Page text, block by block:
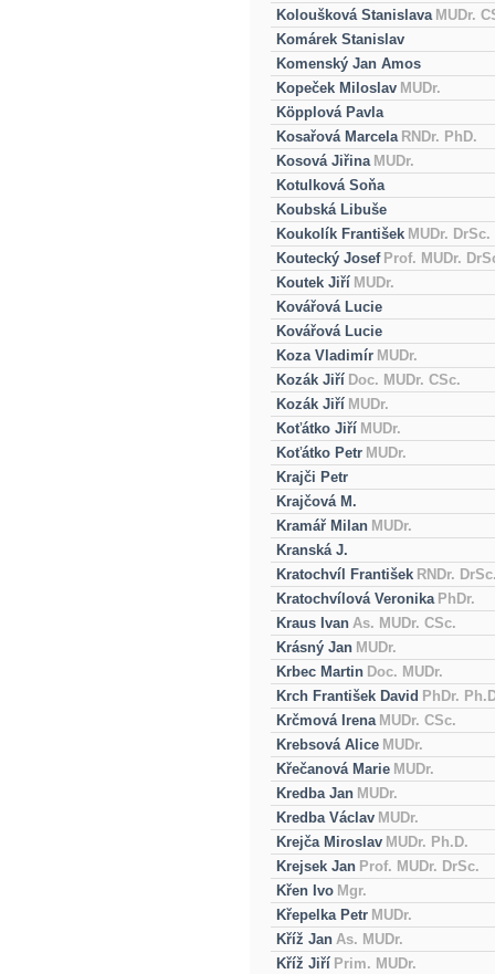
Koloušková Stanislava MUDr.
Komárek Stanislav
Komenský Jan Amos
Kopeček Miloslav MUDr.
Köpplová Pavla
Kosařová Marcela RNDr. PhD.
Kosová Jiřina MUDr.
Kotulková Soňa
Koubská Libuše
Koukolík František MUDr. DrSc.
Koutecký Josef Prof. MUDr.
Koutek Jiří MUDr.
Kovářová Lucie
Kovářová Lucie
Koza Vladimír MUDr.
Kozák Jiří Doc. MUDr. CSc.
Kozák Jiří MUDr.
Koťátko Jiří MUDr.
Koťátko Petr MUDr.
Krajči Petr
Krajčová M.
Kramář Milan MUDr.
Kranská J.
Kratochvíl František RNDr.
Kratochvílová Veronika PhDr.
Kraus Ivan As. MUDr. CSc.
Krásný Jan MUDr.
Krbec Martin Doc. MUDr.
Krch František David PhDr.
Krčmová Irena MUDr. CSc.
Krebsová Alice MUDr.
Křečanová Marie MUDr.
Kredba Jan MUDr.
Kredba Václav MUDr.
Krejča Miroslav MUDr. Ph.D.
Krejsek Jan Prof. MUDr. DrSc.
Křen Ivo Mgr.
Křepelka Petr MUDr.
Kříž Jan As. MUDr.
Kříž Jiří Prim. MUDr.